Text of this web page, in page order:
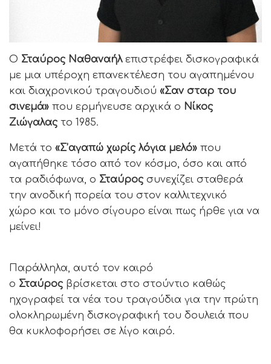
Ο Σταύρος Ναθαναήλεπιστρέφει δισκογραφικά
με μια υπέροχη επανεκτέλεση του αγαπημένου
και διαχρονικού τραγουδιού «Σαν σταρ του
σινεμά» που ερμήνευσε αρχικά ο Νίκος
Ζιώγαλας το 1985.
Μετά το «Σ’αγαπώ χωρίς λόγια μελό» που
αγαπήθηκε τόσο από τον κόσμο, όσο και από
τα ραδιόφωνα, ο Σταύρος συνεχίζει σταθερά
την ανοδική πορεία του στον καλλιτεχνικό
χώρο και το μόνο σίγουρο είναι πως ήρθε για να
μείνει!
Παράλληλα, αυτό τον καιρό
ο Σταύρος βρίσκεται στο στούντιο καθώς
ηχογραφεί τα νέα του τραγούδια για την πρώτη
ολοκληρωμένη δισκογραφική του δουλειά που
θα κυκλοφορήσει σε λίγο καιρό.